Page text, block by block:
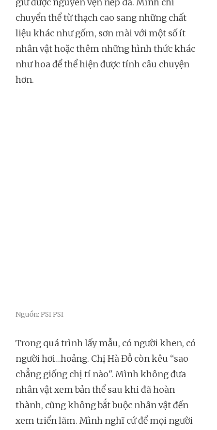
chuyển thể từ thạch cao sang những chất
liệu khác như gốm, sơn mài với một số ít
nhân vật hoặc thêm những hình thức khác
như hoa để thể hiện được tính câu chuyện
hơn.
Nguồn: PSI PSI
Trong quá trình lấy mẫu, có người khen, có
người hơi…hoảng. Chị Hà Đỗ còn kêu “sao
chẳng giống chị tí nào". Mình không đưa
nhân vật xem bản thể sau khi đã hoàn
thành, cũng không bắt buộc nhân vật đến
xem triển lãm. Mình nghĩ cứ để mọi người